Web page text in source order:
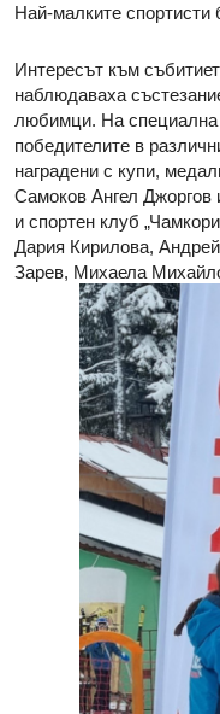
Най-малките спортисти
Интересът към
наблюдаваха
любимци. На
победителите в
наградени с купи,
Самоков Ангел Джоргов
и спортен клуб
Дария Кирилова,
Зарев, Михаела